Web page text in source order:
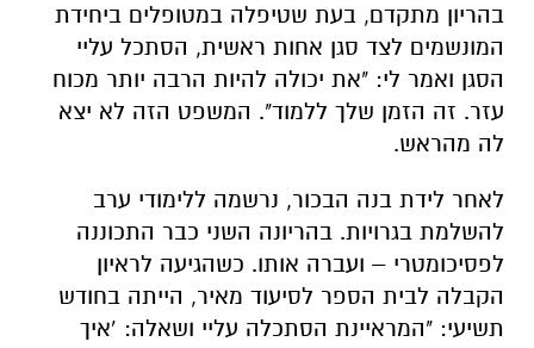
בהריון מתקדם, בעת שטיפלה במטופלים ביחידת
המונשמים לצד סגן אחות ראשית, הסתכל עליי
הסגן ואמר לי: "את יכולה להיות הרבה יותר מכוח
עזר. זה הזמן שלך ללמוד". המשפט הזה לא יצא
לה מהראש.
לאחר לידת בנה הבכור, נרשמה ללימודי ערב
להשלמת בגרויות. בהריונה השני כבר התכוננה
לפסיכומטרי – ועברה אותו. כשהגיעה לראיון
הקבלה לבית הספר לסיעוד מאיר, הייתה בחודש
תשיעי: "המראיינת הסתכלה עליי ושאלה: ‘איך